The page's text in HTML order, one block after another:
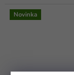
Novinka